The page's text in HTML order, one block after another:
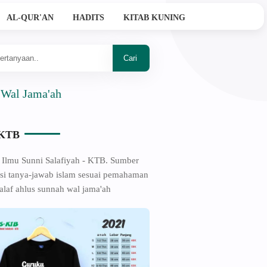
AL-QUR'AN HADITS KITAB KUNING
Ilmu Sunni Salafiyah - KTB. Sumber
tanya-jawab islam sesuai pemahaman
ahlus sunnah wal jama'ah